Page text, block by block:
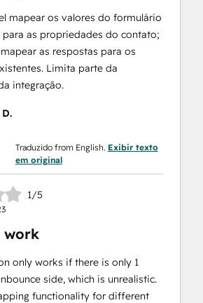
mapear os valores do formulário
para as propriedades do contato;
as respostas para os
Limita parte da
integração.
Traduzido from English. Exibir texto
em original
1/5
work
only works if there is only 1
side, which is unrealistic.
functionality for different